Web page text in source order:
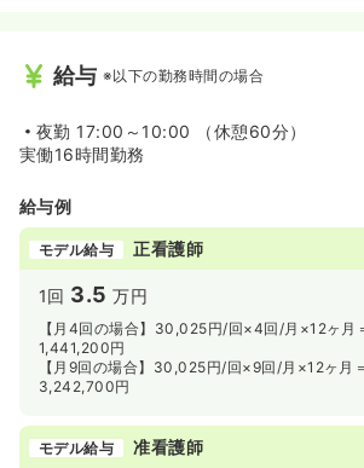
◆施設は北海道から中国地方まで全国に
ディングスで継続して勤めることができ
65歳以上で勤めている看護師様もおり、
す。
≪充実の福利厚生≫
◆残業手当や通勤手当はもちろん、年末
ミ3割引受講制度、自己啓発補助制度など
常に充実しています！
給与 ※以下の勤務時間の場合
夜勤 17:00～10:00 （休憩60分）
実働16時間勤務
給与例
モデル給与 正看護師
1回 3.5 万円
【月4回の場合】30,025円/回×4回/月×12ヶ月
1,441,200円
【月9回の場合】30,025円/回×9回/月×12ヶ月
3,242,700円
モデル給与 准看護師